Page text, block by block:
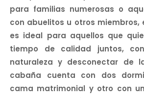
para familias numerosas o
con abuelitos u otros miembros,
es ideal para aquellos que
tiempo de calidad juntos,
naturaleza y desconectar de
cabaña cuenta con dos
cama matrimonial y otro con